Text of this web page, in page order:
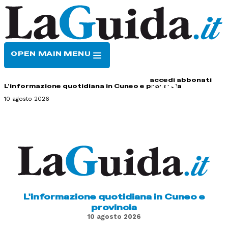
OPEN MAIN MENU
accedi abbonati
L'informazione quotidiana in Cuneo e provincia
10 agosto 2026
L'informazione quotidiana in Cuneo e
provincia
10 agosto 2026